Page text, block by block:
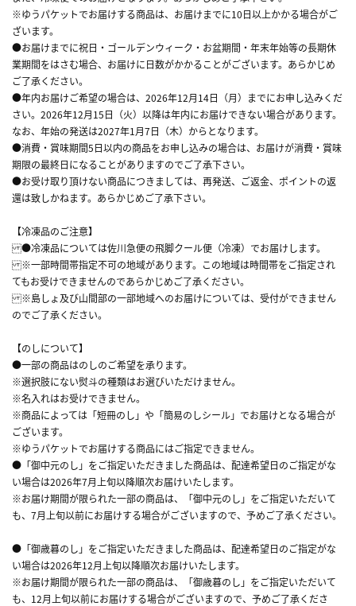
※ゆうパケットでお届けする商品は、お届けまでに10日以上かかる場合がご
ざいます。
●お届けまでに祝日・ゴールデンウィーク・お盆期間・年末年始等の長期休
業期間をはさむ場合、お届けに日数がかかることがございます。あらかじめ
ご了承ください。
●年内お届けご希望の場合は、2026年12月14日（月）までにお申し込みくだ
さい。2026年12月15日（火）以降は年内にお届けできない場合があります。
なお、年始の発送は2027年1月7日（木）からとなります。
●消費・賞味期間5日以内の商品をお申し込みの場合は、お届けが消費・賞味
期限の最終日になることがありますのでご了承下さい。
●お受け取り頂けない商品につきましては、再発送、ご返金、ポイントの返
還は致しかねます。あらかじめご了承下さい。
【冷凍品のご注意】
●冷凍品については佐川急便の飛脚クール便（冷凍）でお届けします。
※一部時間帯指定不可の地域があります。この地域は時間帯をご指定され
てもお受けできませんのであらかじめご了承ください。
※島しょ及び山間部の一部地域へのお届けについては、受付ができません
のでご了承ください。
【のしについて】
●一部の商品はのしのご希望を承ります。
※選択肢にない熨斗の種類はお選びいただけません。
※名入れはお受けできません。
※商品によっては「短冊のし」や「簡易のしシール」でお届けとなる場合が
ございます。
※ゆうパケットでお届けする商品にはご指定できません。
●「御中元のし」をご指定いただきました商品は、配達希望日のご指定がな
い場合は2026年7月上旬以降順次お届けいたします。
※お届け期間が限られた一部の商品は、「御中元のし」をご指定いただいて
も、7月上旬以前にお届けする場合がございますので、予めご了承ください。
●「御歳暮のし」をご指定いただきました商品は、配達希望日のご指定がな
い場合は2026年12月上旬以降順次お届けいたします。
※お届け期間が限られた一部の商品は、「御歳暮のし」をご指定いただいて
も、12月上旬以前にお届けする場合がございますので、予めご了承くださ